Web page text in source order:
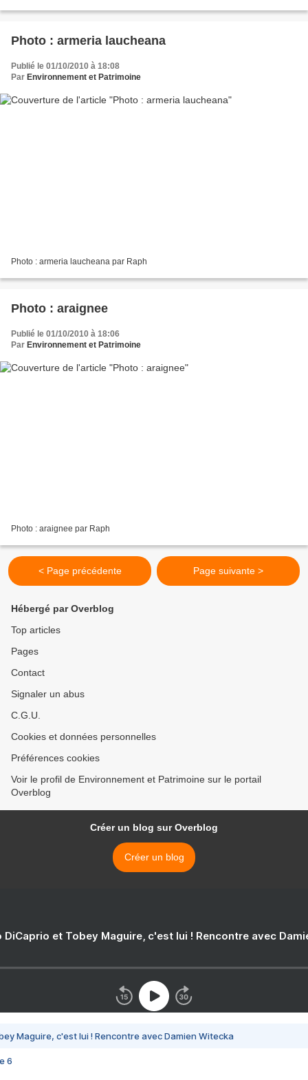
Photo : armeria laucheana
Publié le 01/10/2010 à 18:08
Par Environnement et Patrimoine
Photo : armeria laucheana par Raph
Photo : araignee
Publié le 01/10/2010 à 18:06
Par Environnement et Patrimoine
Photo : araignee par Raph
< Page précédente Page suivante >
Hébergé par Overblog
Top articles
Pages
Contact
Signaler un abus
C.G.U.
Cookies et données personnelles
Préférences cookies
Voir le profil de Environnement et Patrimoine sur le portail
Overblog
Créer un blog sur Overblog
Créer un blog
DiCaprio et Tobey Maguire, c'est lui ! Rencontre avec
Maguire, c'est lui ! Rencontre avec Damien Witecka
6